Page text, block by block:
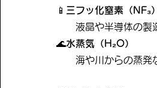
📱 三フッ化窒素（NF₃）
液晶や半導体の製
🌊水蒸気（H₂O）
海や川からの蒸発